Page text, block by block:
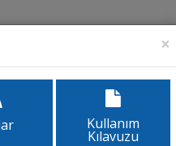
×
Kullanım
Kılavuzu